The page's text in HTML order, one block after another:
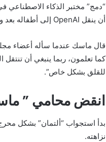
“دمج” مختبر الذكاء الاصطناعي
أن ينقل OpenAI إلى أطفاله بعد وفاته.
للقلق بشكل خاص”.
انقض محامي ”
بدأ استجواب “ألتمان” بشكل
نزاهته.